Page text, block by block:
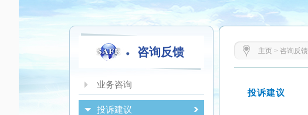
咨询反馈
业务咨询
投诉建议
主页 > 咨询反馈